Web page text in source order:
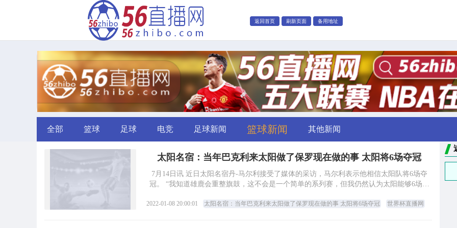
返回首页 刷新页面 备用地址
全部 篮球 足球 电竞 足球新闻 篮球新闻 其他新闻
太阳名宿：当年巴克利来太阳做了保罗现在做的事 太阳将6场夺冠
7月14日讯 近日太阳名宿丹-马尔利接受了媒体的采访，马尔利表示他相信太阳队将6场夺
冠。 “我知道雄鹿会重整旗鼓，这不会是一个简单的系列赛，但我仍然认为太阳能够6场夺
2022-01-08 20:00:01 太阳名宿：当年巴克利来太阳做了保罗现在做的事 太阳将6场夺冠 世界杯直播网